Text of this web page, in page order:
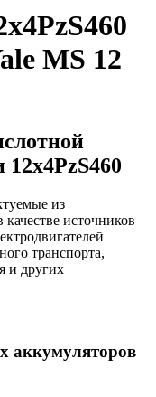
MS 12
из
источников
транспорта,
и других
аккумуляторов